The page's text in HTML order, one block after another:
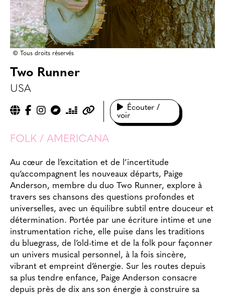
© Tous droits réservés
Two Runner
USA
Écouter /
voir
FOLK / AMERICANA
Au cœur de l’excitation et de l’incertitude
qu’accompagnent les nouveaux départs, Paige
Anderson, membre du duo Two Runner, explore à
travers ses chansons des questions profondes et
universelles, avec un équilibre subtil entre douceur et
détermination. Portée par une écriture intime et une
instrumentation riche, elle puise dans les traditions
du bluegrass, de l’old-time et de la folk pour façonner
un univers musical personnel, à la fois sincère,
vibrant et empreint d’énergie. Sur les routes depuis
sa plus tendre enfance, Paige Anderson consacre
depuis près de dix ans son énergie à construire sa